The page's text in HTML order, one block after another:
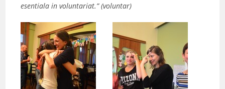
esentiala in voluntariat.” (voluntar)